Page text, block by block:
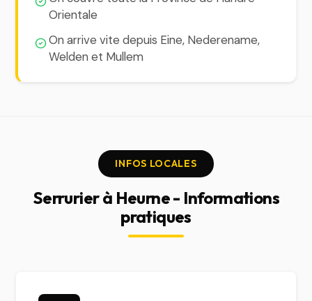
Orientale
On arrive vite depuis Eine, Nederename,
Welden et Mullem
INFOS LOCALES
Serrurier à Heurne - Informations
pratiques